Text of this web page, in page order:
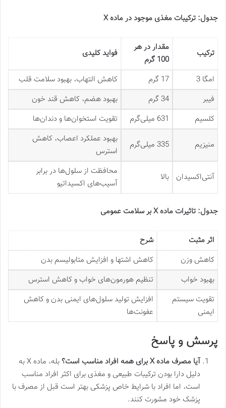
جدول: ترکیبات مغذی موجود در مادهX
ترکیب
مقدار در هر
100 گرم
فواید کلیدی
امگا 3 17 گرم
کاهش التهاب، بهبود سلامت قلب
فیبر
34 گرم
بهبود هضم، کاهش قند خون
کلسیم
631 میلی‌گرم تقویت استخوان‌ها و دندان‌ها
منیزیم 335 میلی‌گرم
بهبود عملکرد اعصاب، کاهش
استرس
آنتی‌اکسیدان بالا
محافظت از سلول‌ها در برابر
آسیب‌های اکسیداتیو
جدول: تاثیرات مادهX بر سلامت عمومی
اثر مثبت
شرح
کاهش وزن
کاهش اشتها و افزایش متابولیسم بدن
بهبود خواب
تنظیم هورمون‌های خواب و کاهش استرس
تقویت سیستم
ایمنی
افزایش تولید سلول‌های ایمنی بدن و کاهش
عفونت‌ها
پرسش و پاسخ
آیا مصرف مادهX برای همه افراد مناسب است؟
بله، ماده X به
دلیل دارا بودن ترکیبات طبیعی و مغذی برای اکثر افراد مناسب
است، اما افراد با شرایط خاص پزشکی بهتر است قبل از مصرف با
پزشک خود مشورت کنند​.